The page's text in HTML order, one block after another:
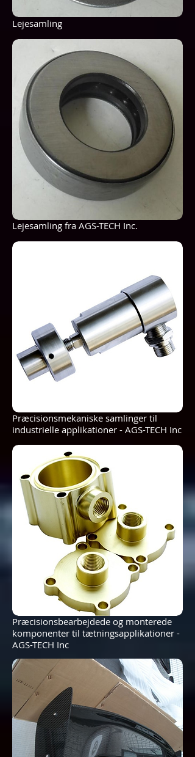
Lejesamling
Lejesamling fra AGS-TECH Inc.
Præcisionsmekaniske samlinger til
industrielle applikationer - AGS-TECH Inc
Præcisionsbearbejdede og monterede
komponenter til tætningsapplikationer -
AGS-TECH Inc